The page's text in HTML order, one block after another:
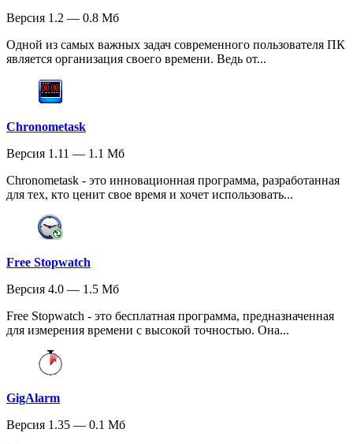
Версия 1.2 — 0.8 Мб
Одной из самых важных задач современного пользователя ПК
является организация своего времени. Ведь от...
Chronometask
Версия 1.11 — 1.1 Мб
Chronometask - это инновационная программа, разработанная
для тех, кто ценит свое время и хочет использовать...
Free Stopwatch
Версия 4.0 — 1.5 Мб
Free Stopwatch - это бесплатная программа, предназначенная
для измерения времени с высокой точностью. Она...
GigAlarm
Версия 1.35 — 0.1 Мб